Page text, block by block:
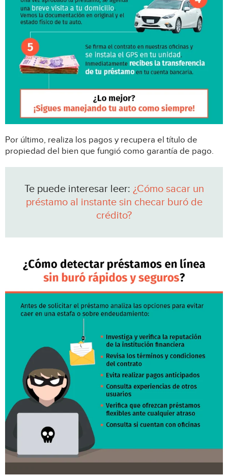
Por último, realiza los pagos y recupera el título de
propiedad del bien que fungió como garantía de pago.
Te puede interesar leer: ¿Cómo sacar un
préstamo al instante sin checar buró de
crédito?